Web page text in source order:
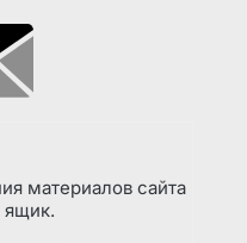
материалов сайта
ящик.